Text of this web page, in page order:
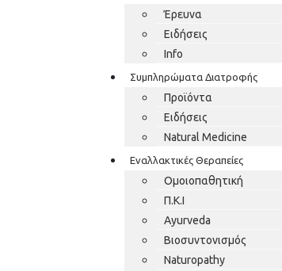
Έρευνα
Ειδήσεις
Info
Συμπληρώματα Διατροφής
Προϊόντα
Ειδήσεις
Natural Medicine
Εναλλακτικές Θεραπείες
Ομοιοπαθητική
Π.Κ.Ι
Ayurveda
Βιοσυντονισμός
Naturopathy